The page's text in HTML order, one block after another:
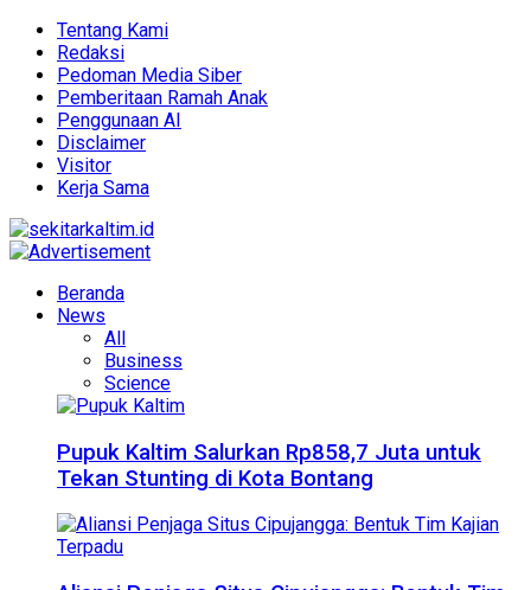
Tentang Kami
Redaksi
Pedoman Media Siber
Pemberitaan Ramah Anak
Penggunaan AI
Disclaimer
Visitor
Kerja Sama
Beranda
News
All
Business
Science
Pupuk Kaltim Salurkan Rp858,7 Juta untuk
Tekan Stunting di Kota Bontang